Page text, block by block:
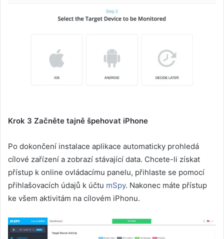
Krok 3 Začněte tajně špehovat iPhone
Po dokončení instalace aplikace automaticky prohledá
cílové zařízení a zobrazí stávající data. Chcete-li získat
přístup k online ovládacímu panelu, přihlaste se pomocí
přihlašovacích údajů k účtu mSpy. Nakonec máte přístup
ke všem aktivitám na cílovém iPhonu.